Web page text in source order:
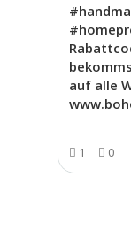
auf alle
1 0